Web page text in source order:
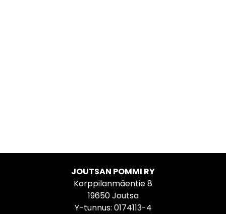
JOUTSAN POMMI RY
Korppilanmäentie 8
19650 Joutsa
Y-tunnus: 0174113-4